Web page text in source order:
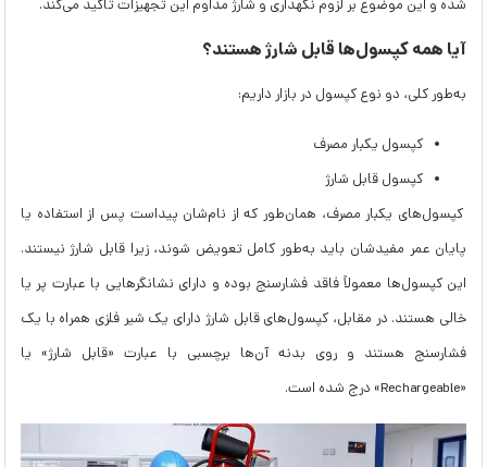
شده و این موضوع بر لزوم نگهداری و شارژ مداوم این تجهیزات تاکید می‌کند.
آیا همه کپسول‌ها قابل شارژ هستند؟
به‌طور کلی، دو نوع کپسول در بازار داریم:
کپسول یکبار مصرف
کپسول قابل شارژ
کپسول‌های یکبار مصرف، همان‌طور که از نام‌شان پیداست پس از استفاده یا
پایان عمر مفیدشان باید به‌طور کامل تعویض شوند، زیرا قابل شارژ نیستند.
این کپسول‌ها معمولاً فاقد فشارسنج بوده و دارای نشانگرهایی با عبارت پر یا
خالی هستند. در مقابل، کپسول‌های قابل شارژ دارای یک شیر فلزی همراه با یک
فشارسنج هستند و روی بدنه آن‌ها برچسبی با عبارت «قابل شارژ» یا
«Rechargeable» درج شده است.